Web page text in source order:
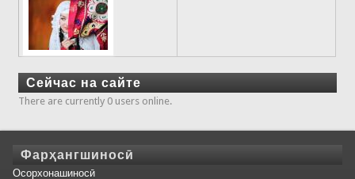
Сейчас на сайте
There are currently 0 users online.
Фарҳангшиносӣ
Осорхонашиносӣ